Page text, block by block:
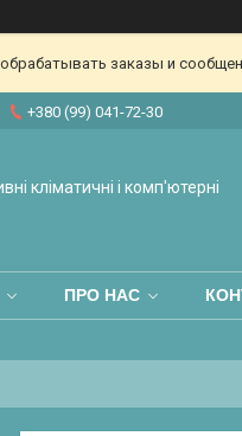
заказы и
+380 (99) 041-72-30
кліматичні і комп'ютерні
ПРО НАС